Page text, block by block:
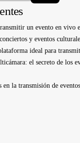
un evento en vivo
y eventos
ideal para
el secreto de los
en la transmisión de